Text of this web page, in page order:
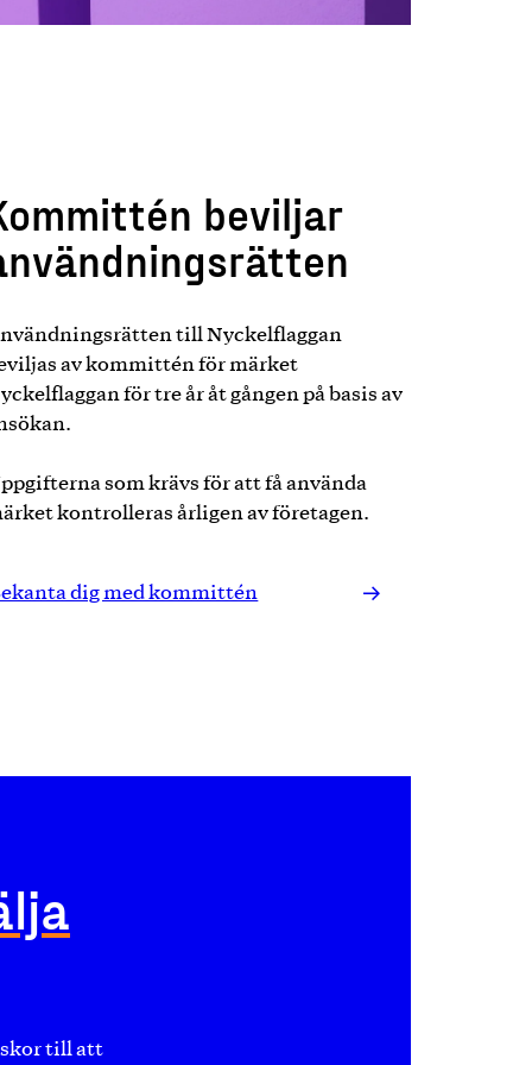
beviljar
till Nyckelflaggan
av kommittén för märket
för tre år åt gången på basis av
som krävs för att få använda
kontrolleras årligen av företagen.
dig med kommittén
till att